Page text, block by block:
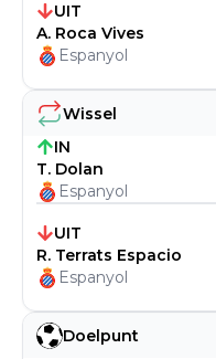
Doelpunt
Wissel
IN
T. Dolan
Espanyol
UIT
R. Terrats Espacio
Espanyol
UIT
A. Roca Vives
Espanyol